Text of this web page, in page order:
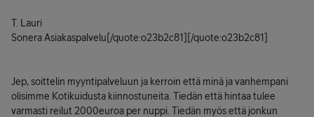
T. Lauri
Sonera Asiakaspalvelu[/quote:o23b2c81][/quote:o23b2c81]
Jep, soittelin myyntipalveluun ja kerroin että minä ja vanhempani
olisimme Kotikuidusta kiinnostuneita. Tiedän että hintaa tulee
varmasti reilut 2000euroa per nuppi. Tiedän myös että jonkun